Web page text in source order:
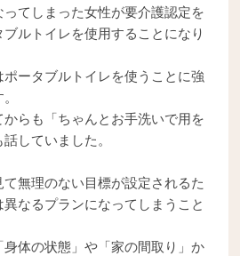
てしまった女性が要介護認定を
ルトイレを使用することになり
ータブルトイレを使うことに強
らも「ちゃんとお手洗いで用を
していました。
無理のない目標が設定されるた
なるプランになってしまうこと
体の状態」や「家の間取り」か